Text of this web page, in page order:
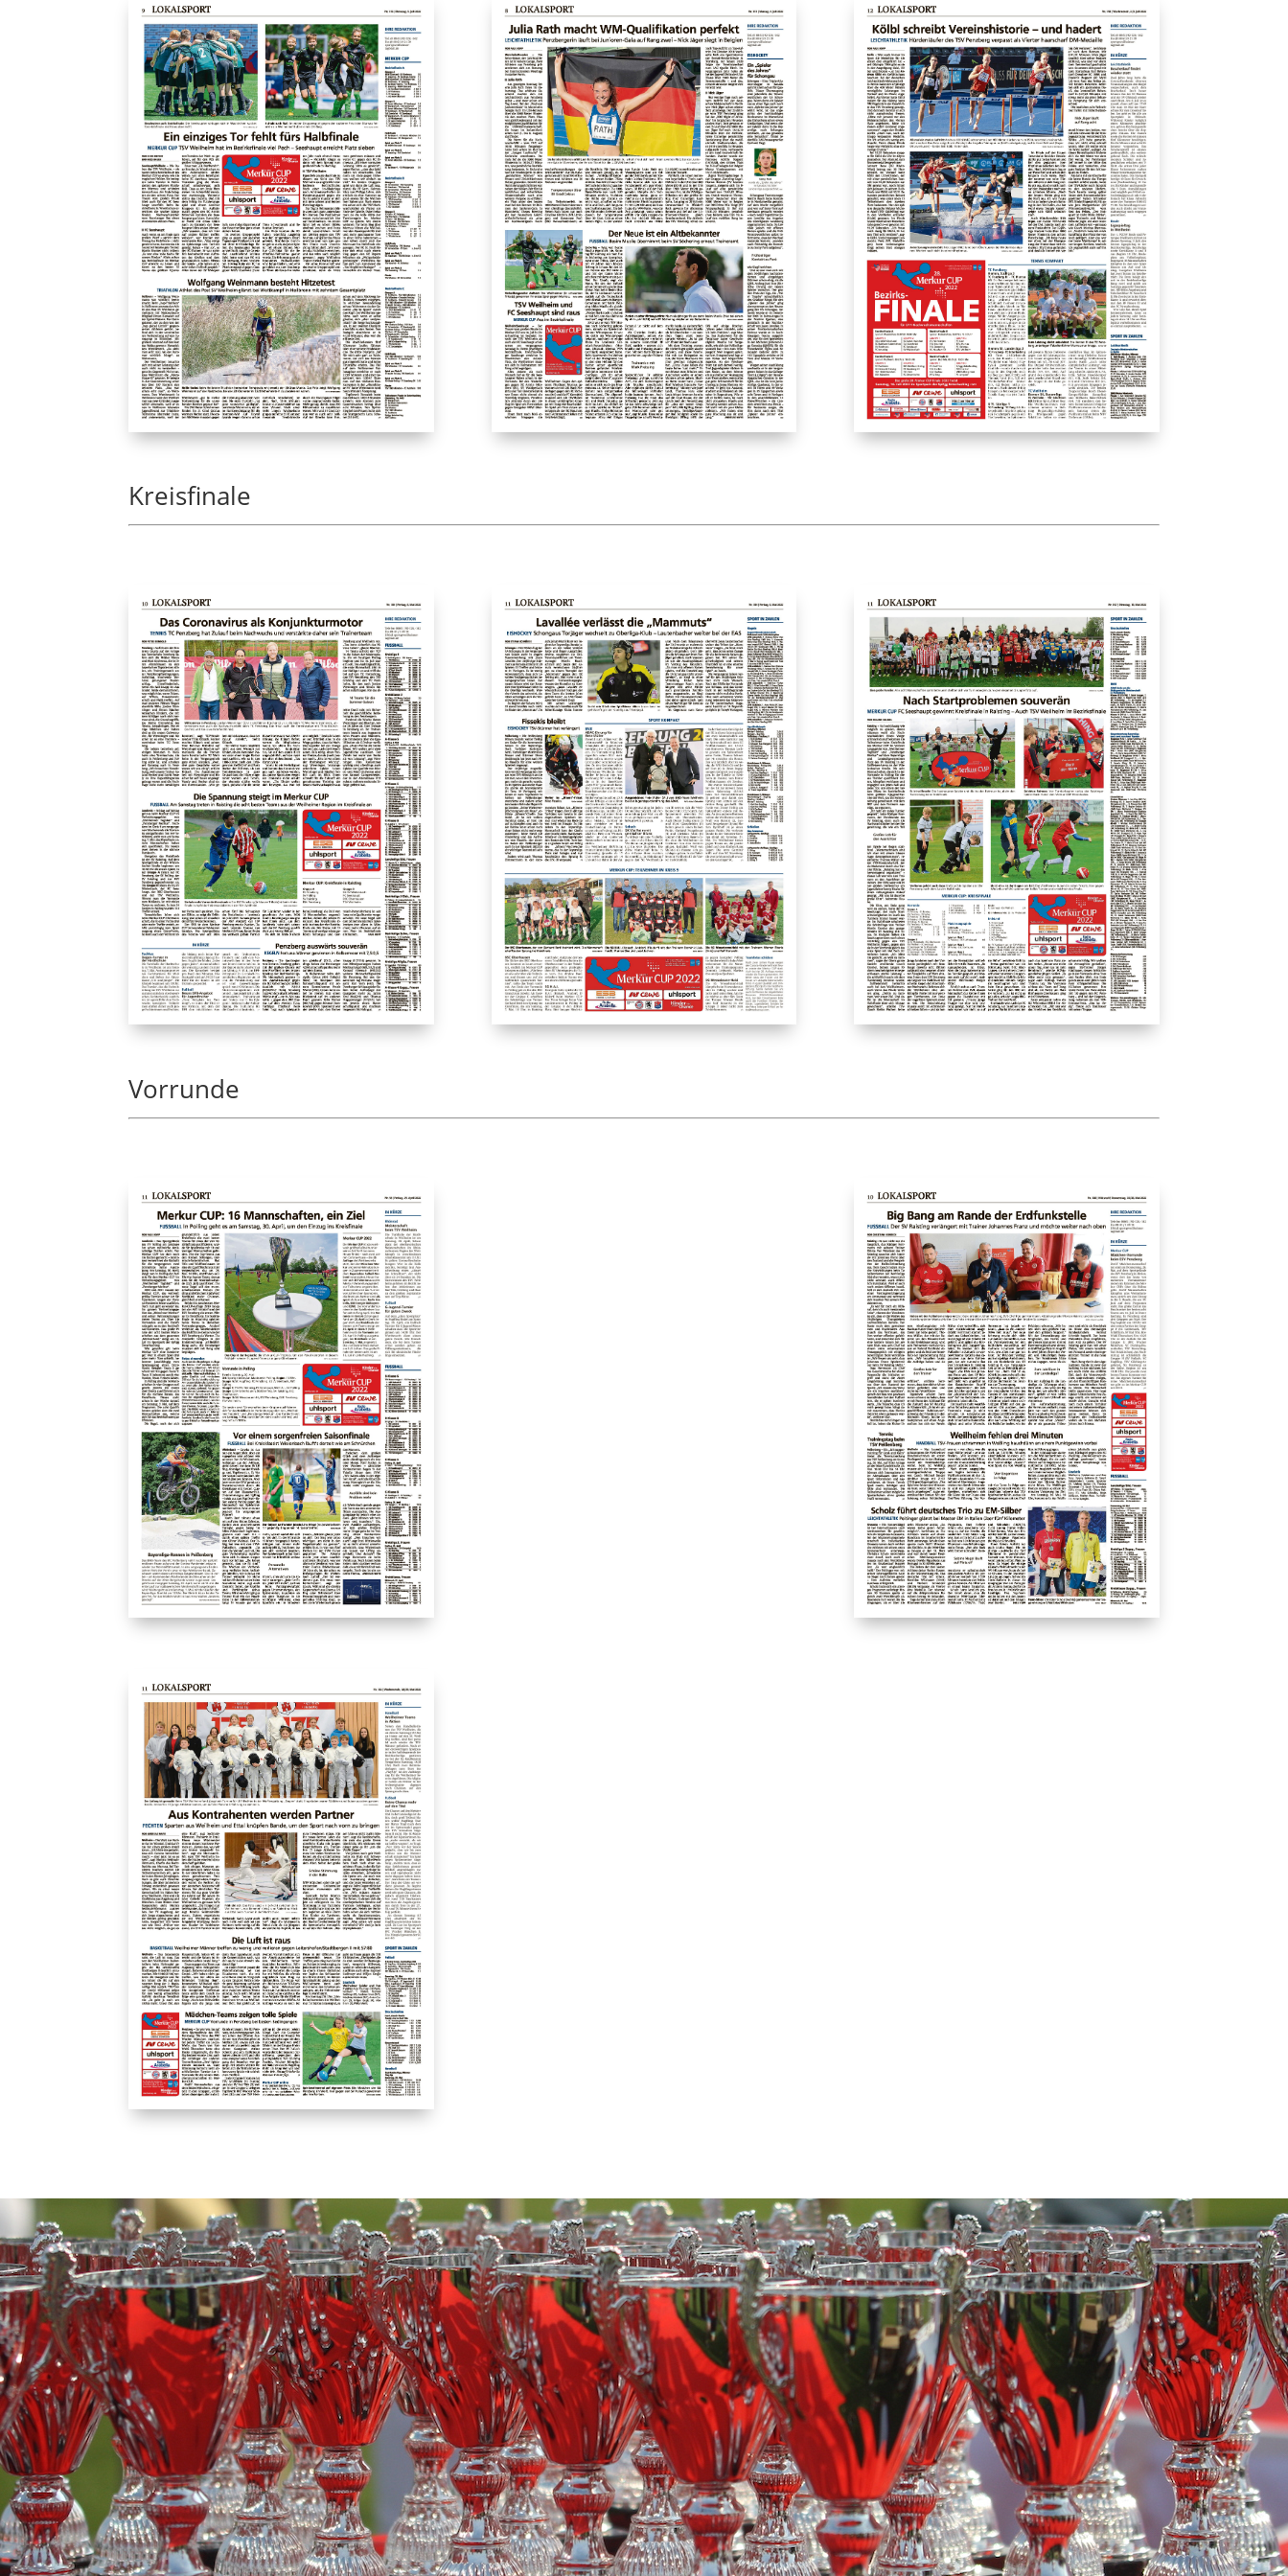
Kreisfinale
Vorrunde